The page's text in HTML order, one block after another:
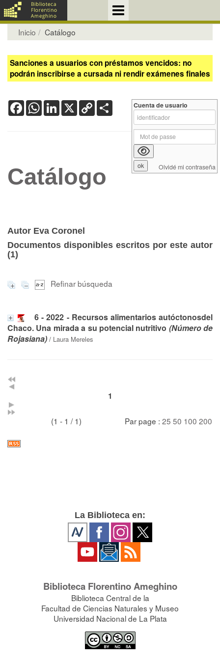
Inicio Catálogo
Sanciones a usuarios con préstamos vencidos: no
podrán inscribirse a cursada ni rendir exámenes finales
FacebookWhatsApp
LinkedIn
X Copy
Link
Catálogo
Autor Eva Coronel
Documentos disponibles escritos por este autor
(1)
Refinar búsqueda
6 - 2022 - Recursos alimentarios autóctonosdel
Chaco. Una mirada a su potencial nutritivo (Número de
Rojasiana) / Laura Mereles
1
(1 - 1 / 1) Par page : 25 50 100 200
Cuenta de usuario
Olvidé mi contraseña
La Biblioteca en:
Biblioteca Florentino Ameghino
Biblioteca Central de la
Facultad de Ciencias Naturales y Museo
Universidad Nacional de La Plata